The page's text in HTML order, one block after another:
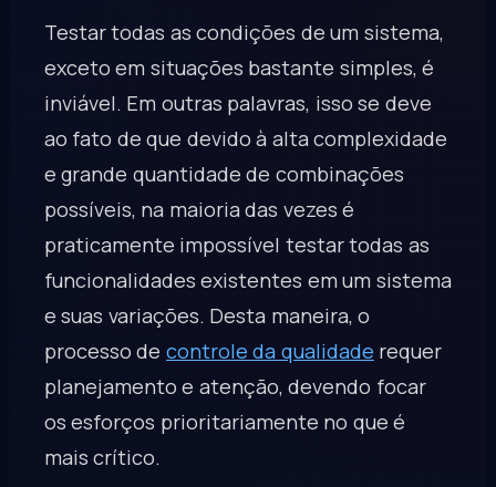
Testar todas as condições de um sistema,
exceto em situações bastante simples, é
inviável. Em outras palavras, isso se deve
ao fato de que devido à alta complexidade
e grande quantidade de combinações
possíveis, na maioria das vezes é
praticamente impossível testar todas as
funcionalidades existentes em um sistema
e suas variações. Desta maneira, o
processo de controle da qualidade requer
planejamento e atenção, devendo focar
os esforços prioritariamente no que é
mais crítico.